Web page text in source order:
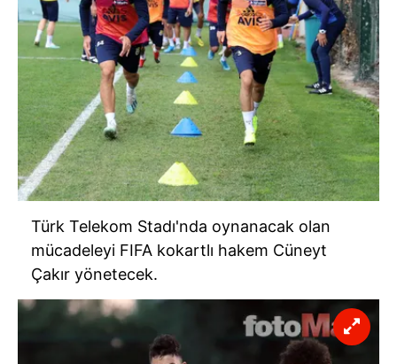
Türk Telekom Stadı'nda oynanacak olan
mücadeleyi FIFA kokartlı hakem Cüneyt
Çakır yönetecek.